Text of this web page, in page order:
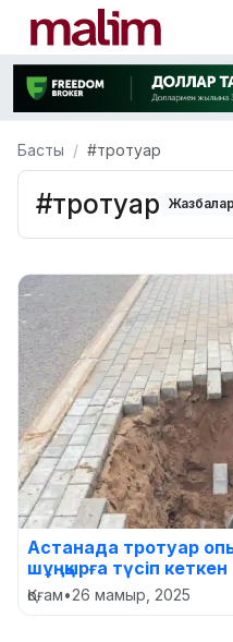
Басты #тротуар
#тротуар
Астанада тротуар
шұңқырға түсіп кеткен
Қоғам•26 мамыр, 2025